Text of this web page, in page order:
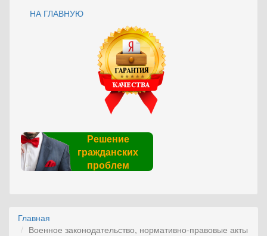
НА ГЛАВНУЮ
Решение
гражданских
проблем
Главная
Военное законодательство, нормативно-правовые акты